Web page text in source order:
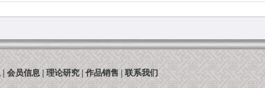
| 会员信息| 理论研究| 作品销售
联系我们